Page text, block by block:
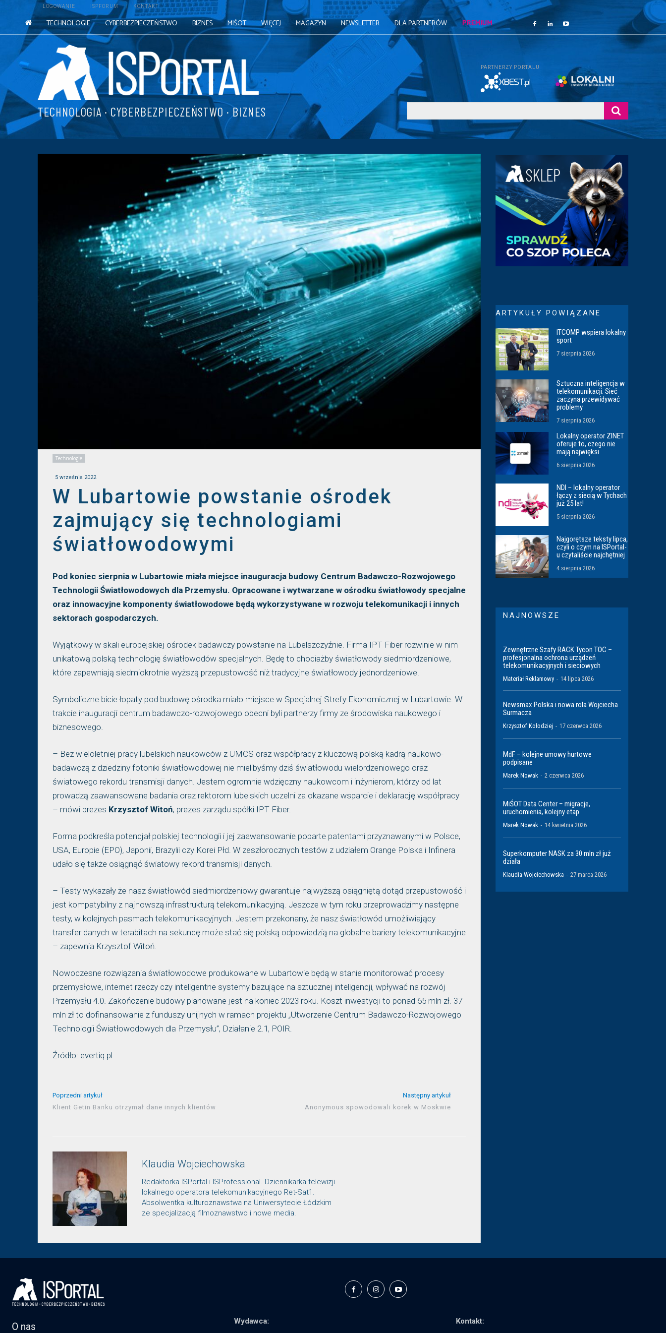
LOGOWANIE ISPFORUM KONTAKT
TECHNOLOGIE CYBERBEZPIECZEŃSTWO BIZNES MIŚOT WIĘCEJ MAGAZYN NEWSLETTER DLA PARTNERÓW PREMIUM
TECHNOLOGIA · CYBERBEZPIECZEŃSTWO · BIZNES
PARTNERZY PORTALU
Technologie
5 września 2022
W Lubartowie powstanie ośrodek
zajmujący się technologiami
światłowodowymi
Pod koniec sierpnia w Lubartowie miała miejsce inauguracja budowy Centrum Badawczo-Rozwojowego
Technologii Światłowodowych dla Przemysłu. Opracowane i wytwarzane w ośrodku światłowody specjalne
oraz innowacyjne komponenty światłowodowe będą wykorzystywane w rozwoju telekomunikacji i innych
sektorach gospodarczych.
Wyjątkowy w skali europejskiej ośrodek badawczy powstanie na Lubelszczyźnie. Firma IPT Fiber rozwinie w nim
unikatową polską technologię światłowodów specjalnych. Będę to chociażby światłowody siedmiordzeniowe,
które zapewniają siedmiokrotnie wyższą przepustowość niż tradycyjne światłowody jednordzeniowe.
Symboliczne bicie łopaty pod budowę ośrodka miało miejsce w Specjalnej Strefy Ekonomicznej w Lubartowie. W
trakcie inauguracji centrum badawczo-rozwojowego obecni byli partnerzy firmy ze środowiska naukowego i
biznesowego.
– Bez wieloletniej pracy lubelskich naukowców z UMCS oraz współpracy z kluczową polską kadrą naukowo-
badawczą z dziedziny fotoniki światłowodowej nie mielibyśmy dziś światłowodu wielordzeniowego oraz
światowego rekordu transmisji danych. Jestem ogromnie wdzięczny naukowcom i inżynierom, którzy od lat
prowadzą zaawansowane badania oraz rektorom lubelskich uczelni za okazane wsparcie i deklarację współpracy
– mówi prezes Krzysztof Witoń, prezes zarządu spółki IPT Fiber.
Forma podkreśla potencjał polskiej technologii i jej zaawansowanie poparte patentami przyznawanymi w Polsce,
USA, Europie (EPO), Japonii, Brazylii czy Korei Płd. W zeszłorocznych testów z udziałem Orange Polska i Infinera
udało się także osiągnąć światowy rekord transmisji danych.
– Testy wykazały że nasz światłowód siedmiordzeniowy gwarantuje najwyższą osiągniętą dotąd przepustowość i
jest kompatybilny z najnowszą infrastrukturą telekomunikacyjną. Jeszcze w tym roku przeprowadzimy następne
testy, w kolejnych pasmach telekomunikacyjnych. Jestem przekonany, że nasz światłowód umożliwiający
transfer danych w terabitach na sekundę może stać się polską odpowiedzią na globalne bariery telekomunikacyjne
– zapewnia Krzysztof Witoń.
Nowoczesne rozwiązania światłowodowe produkowane w Lubartowie będą w stanie monitorować procesy
przemysłowe, internet rzeczy czy inteligentne systemy bazujące na sztucznej inteligencji, wpływać na rozwój
Przemysłu 4.0. Zakończenie budowy planowane jest na koniec 2023 roku. Koszt inwestycji to ponad 65 mln zł. 37
mln zł to dofinansowanie z funduszy unijnych w ramach projektu „Utworzenie Centrum Badawczo-Rozwojowego
Technologii Światłowodowych dla Przemysłu”, Działanie 2.1, POIR.
Źródło: evertiq.pl
Poprzedni artykuł
Klient Getin Banku otrzymał dane innych klientów
Następny artykuł
Anonymous spowodowali korek w Moskwie
Klaudia Wojciechowska
Redaktorka ISPortal i ISProfessional. Dziennikarka telewizji
lokalnego operatora telekomunikacyjnego Ret-Sat1.
Absolwentka kulturoznawstwa na Uniwersytecie Łódzkim
ze specjalizacją filmoznawstwo i nowe media.
ARTYKUŁY POWIĄZANE
ITCOMP wspiera lokalny
sport
7 sierpnia 2026
Sztuczna inteligencja w
telekomunikacji. Sieć
zaczyna przewidywać
problemy
7 sierpnia 2026
Lokalny operator ZINET
oferuje to, czego nie
mają najwięksi
6 sierpnia 2026
NDI – lokalny operator
łączy z siecią w Tychach
już 25 lat!
5 sierpnia 2026
Najgorętsze teksty lipca,
czyli o czym na ISPortal-
u czytaliście najchętniej
4 sierpnia 2026
NAJNOWSZE
Zewnętrzne Szafy RACK Tycon TOC –
profesjonalna ochrona urządzeń
telekomunikacyjnych i sieciowych
Materiał Reklamowy - 14 lipca 2026
Newsmax Polska i nowa rola Wojciecha
Surmacza
Krzysztof Kołodziej - 17 czerwca 2026
MdF – kolejne umowy hurtowe
podpisane
Marek Nowak - 2 czerwca 2026
MiŚOT Data Center – migracje,
uruchomienia, kolejny etap
Marek Nowak - 14 kwietnia 2026
Superkomputer NASK za 30 mln zł już
działa
Klaudia Wojciechowska - 27 marca 2026
O nas Wydawca: Kontakt: